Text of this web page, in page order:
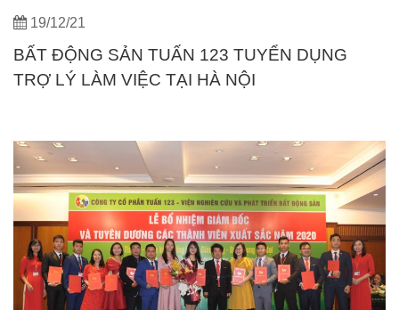
19/12/21
BẤT ĐỘNG SẢN TUẤN 123 TUYỂN DỤNG
TRỢ LÝ LÀM VIỆC TẠI HÀ NỘI